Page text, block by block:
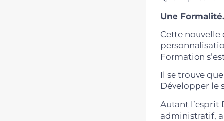
Une
Cette
Formation
Il se trouve
Développer le
Autant l’esprit
administratif,